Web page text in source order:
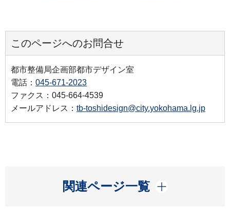
このページへのお問合せ
都市整備局企画部都市デザイン室
電話： 045-671-2023
ファクス：045-664-4539
メールアドレス： tb-toshidesign@city.yokohama.lg.jp
関連ページ一覧
開く